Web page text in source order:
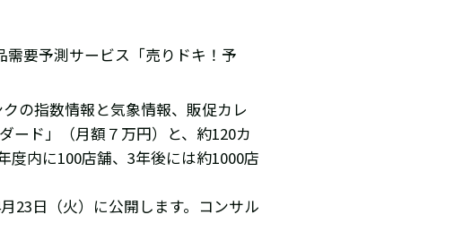
要予測サービス「売りドキ！予
の指数情報と気象情報、販促カレ
ード」（月額７万円）と、約120カ
度内に100店舗、3年後には約1000店
23日（火）に公開します。コンサル